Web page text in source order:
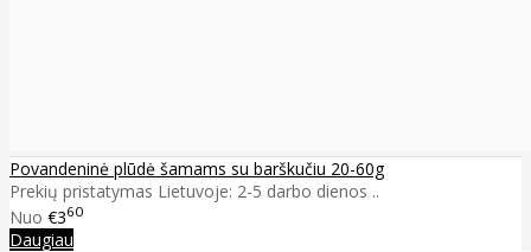
Povandeninė plūdė šamams su barškučiu 20-60g
Prekių pristatymas Lietuvoje: 2-5 darbo dienos ..
Nuo €360
Daugiau